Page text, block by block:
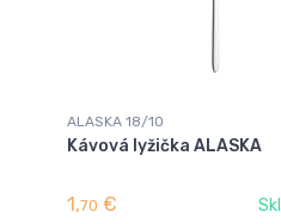
ALASKA 18/10
Kávová lyžička ALASKA
1,70 €